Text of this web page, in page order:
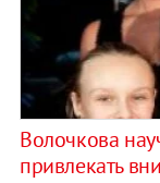
Волочкова
привлекать